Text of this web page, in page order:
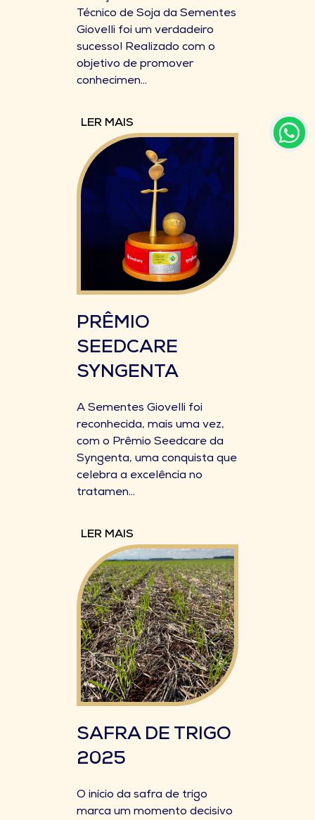
Técnico de Soja da Sementes
Giovelli foi um verdadeiro
sucesso! Realizado com o
objetivo de promover
conhecimen...
LER MAIS
PRÊMIO
SEEDCARE
SYNGENTA
A Sementes Giovelli foi
reconhecida, mais uma vez,
com o Prêmio Seedcare da
Syngenta, uma conquista que
celebra a excelência no
tratamen...
LER MAIS
SAFRA DE TRIGO
2025
O início da safra de trigo
marca um momento decisivo